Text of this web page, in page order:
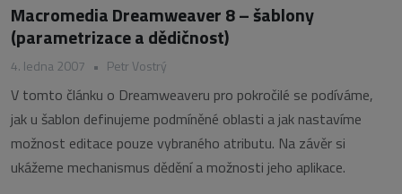
Macromedia Dreamweaver 8 – šablony
(parametrizace a dědičnost)
4. ledna 2007 • Petr Vostrý
V tomto článku o Dreamweaveru pro pokročilé se podíváme,
jak u šablon definujeme podmíněné oblasti a jak nastavíme
možnost editace pouze vybraného atributu. Na závěr si
ukážeme mechanismus dědění a možnosti jeho aplikace.